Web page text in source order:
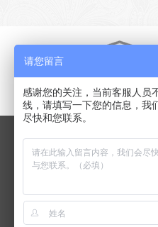
原装保障
网站首页 萨克斯大全
请您留言
感谢您的关注，当前客服人员
线，请填写一下您的信息，我
尽快和您联系。